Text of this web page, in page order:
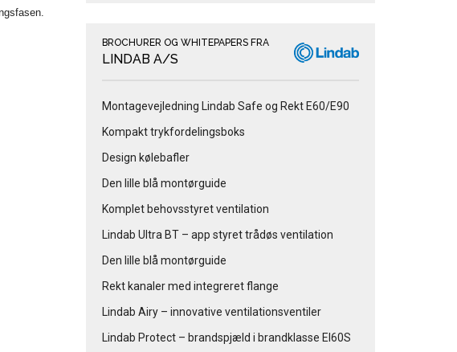
BROCHURER OG WHITEPAPERS FRA
LINDAB A/S
Montagevejledning Lindab Safe og Rekt E60/E90
Kompakt trykfordelingsboks
Design kølebafler
Den lille blå montørguide
Komplet behovsstyret ventilation
Lindab Ultra BT – app styret trådøs ventilation
Den lille blå montørguide
Rekt kanaler med integreret flange
Lindab Airy – innovative ventilationsventiler
Lindab Protect – brandspjæld i brandklasse EI60S